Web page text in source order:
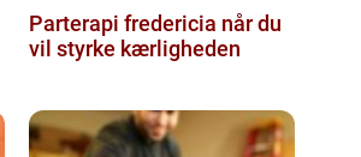
Parterapi fredericia når du
vil styrke kærligheden